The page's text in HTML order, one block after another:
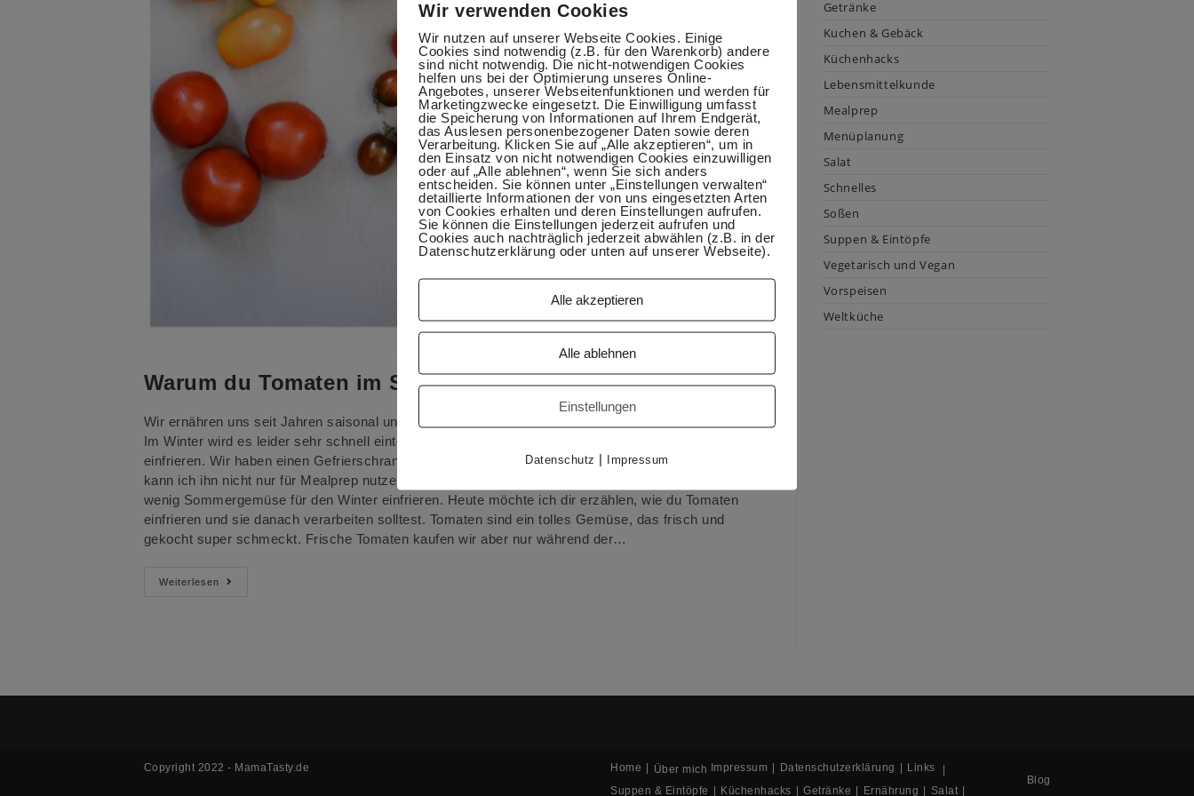
Warum du Tomaten im Sommer einfrieren solltest
Wir ernähren uns seit Jahren saisonal und vorwiegend regional. Ich habe ganze fünf Gründe dafür.
Im Winter wird es leider sehr schnell eintönig. Zum Glück lässt sich viel Gemüse einmachen oder
einfrieren. Wir haben einen Gefrierschrank zusätzlich zu den Gefrierfächern im Kühlschrank, so
kann ich ihn nicht nur für Mealprep nutzen und selbstgemachtes Essen einfrieren, sondern auch ein
wenig Sommergemüse für den Winter einfrieren. Heute möchte ich dir erzählen, wie du Tomaten
einfrieren und sie danach verarbeiten solltest. Tomaten sind ein tolles Gemüse, das frisch und
gekocht super schmeckt. Frische Tomaten kaufen wir aber nur während der…
WeiterlesenWarum
Getränke
Kuchen & Gebäck
Küchenhacks
Lebensmittelkunde
Mealprep
Menüplanung
Salat
Schnelles
Soßen
Suppen & Eintöpfe
Vegetarisch und Vegan
Vorspeisen
Weltküche
Home Über mich Impressum Datenschutzerklärung
Links
Blog
Suppen & Eintöpfe
Küchenhacks Getränke Ernährung
Salat
Copyright 2022 - MamaTasty.de
Wir verwenden Cookies
Wir nutzen auf unserer Webseite Cookies. Einige
Cookies sind notwendig (z.B. für den Warenkorb) andere
sind nicht notwendig. Die nicht-notwendigen Cookies
helfen uns bei der Optimierung unseres Online-
Angebotes, unserer Webseitenfunktionen und werden für
Marketingzwecke eingesetzt. Die Einwilligung umfasst
die Speicherung von Informationen auf Ihrem Endgerät,
das Auslesen personenbezogener Daten sowie deren
Verarbeitung. Klicken Sie auf „Alle akzeptieren“, um in
den Einsatz von nicht notwendigen Cookies einzuwilligen
oder auf „Alle ablehnen“, wenn Sie sich anders
entscheiden. Sie können unter „Einstellungen verwalten“
detaillierte Informationen der von uns eingesetzten Arten
von Cookies erhalten und deren Einstellungen aufrufen.
Sie können die Einstellungen jederzeit aufrufen und
Cookies auch nachträglich jederzeit abwählen (z.B. in der
Datenschutzerklärung oder unten auf unserer Webseite).
Alle akzeptieren
Alle ablehnen
Einstellungen
Datenschutz | Impressum